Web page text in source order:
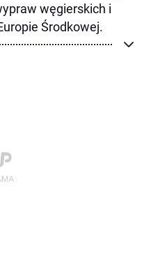
węgierskich i
Środkowej.